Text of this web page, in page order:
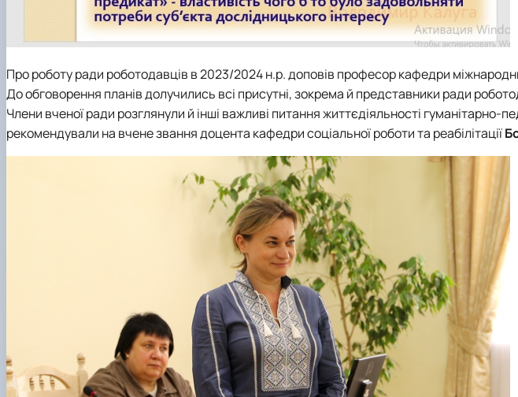
Про роботу ради роботодавців в 2023/2024 н.р. доповів професор кафедри
До обговорення планів долучились всі присутні, зокрема й представники ради
Члени вченої ради розглянули й інші важливі питання життєдіяльності гуманітарно-
рекомендували на вчене звання доцента кафедрисоціальної роботи та реабілітації